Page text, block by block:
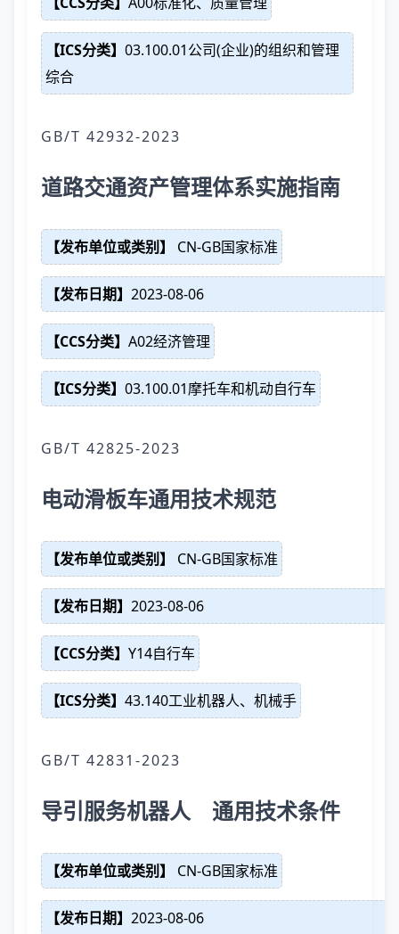
【ICS分类】 03.100.01公司(企业)的组织和管理
综合
GB/T 42932-2023
道路交通资产管理体系实施指南
【发布单位或类别】 CN-GB国家标准
【发布日期】 2023-08-06
【CCS分类】 A02经济管理
【ICS分类】 03.100.01摩托车和机动自行车
GB/T 42825-2023
电动滑板车通用技术规范
【发布单位或类别】 CN-GB国家标准
【发布日期】 2023-08-06
【CCS分类】 Y14自行车
【ICS分类】 43.140工业机器人、机械手
GB/T 42831-2023
导引服务机器人 通用技术条件
【发布单位或类别】 CN-GB国家标准
【发布日期】 2023-08-06